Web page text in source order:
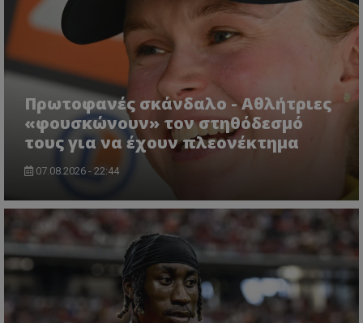
Πρωτοφανές σκάνδαλο - Aθλήτριες
«φουσκώνουν» τον στηθόδεσμό
τους για να έχουν πλεονέκτημα
07.08.2026 - 22:44